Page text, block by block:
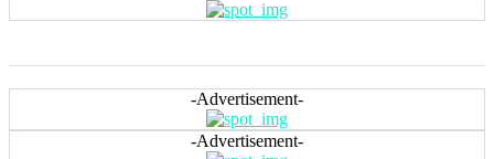
-Advertisement-
-Advertisement-